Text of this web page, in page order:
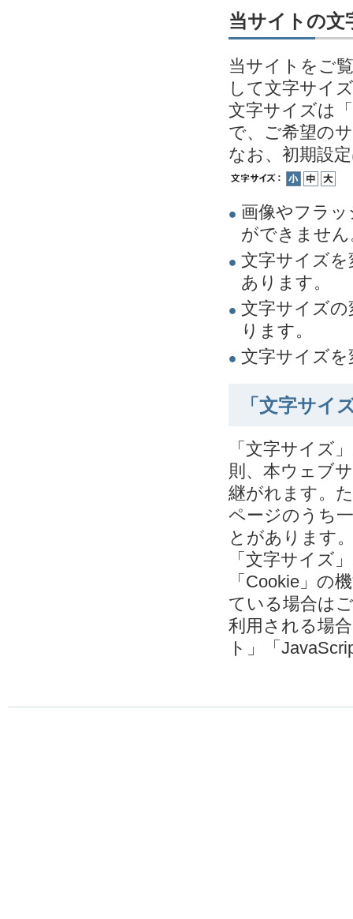
当サイトの文
当サイトをご
して文字サイ
文字サイズは
で、ご希望の
なお、初期設
画像やフラ
ができません
文字サイズ
あります。
文字サイズ
ります。
文字サイズ
「文字サイ
「文字サイズ
則、本ウェブ
継がれます。
ページのうち
とがあります
「文字サイズ
「Cookie」の
ている場合は
利用される場
ト」「